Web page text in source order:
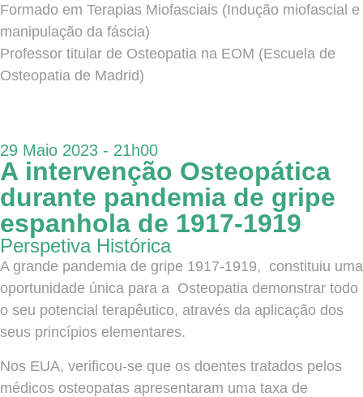
Formado em Terapias Miofasciais (Indução miofascial e
manipulação da fáscia)
Professor titular de Osteopatia na EOM (Escuela de
Osteopatia de Madrid)
29 Maio 2023 - 21h00
A intervenção Osteopática
durante pandemia de gripe
espanhola de 1917-1919
Perspetiva Histórica
A grande pandemia de gripe 1917-1919, constituiu uma
oportunidade única para a Osteopatia demonstrar todo
o seu potencial terapêutico, através da aplicação dos
seus princípios elementares.
Nos EUA, verificou-se que os doentes tratados pelos
médicos osteopatas apresentaram uma taxa de